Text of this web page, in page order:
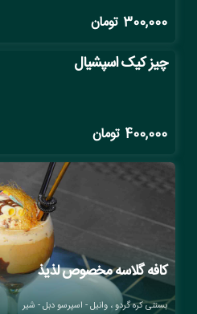
300,000 تومان
چیز کیک اسپشیال
400,000 تومان
کافه گلاسه مخصوص لذیذ
بستنی کره گردو ، وانیل - اسپرسو دبل - شیر